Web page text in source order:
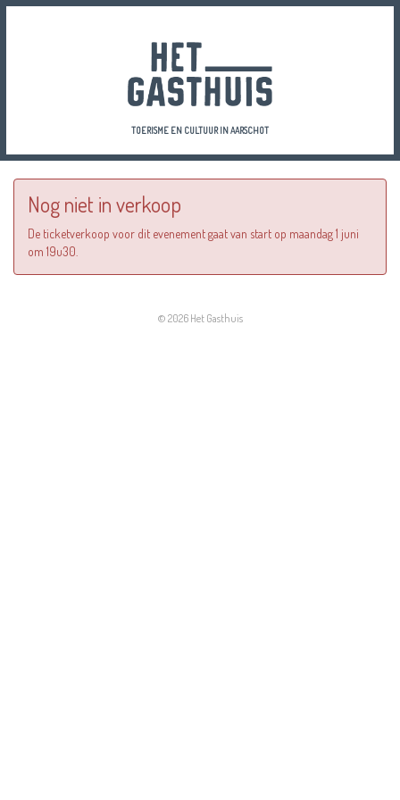
TOERISME EN CULTUUR IN AARSCHOT
Nog niet in verkoop
De ticketverkoop voor dit evenement gaat van start op maandag 1 juni
om 19u30.
© 2026 Het Gasthuis